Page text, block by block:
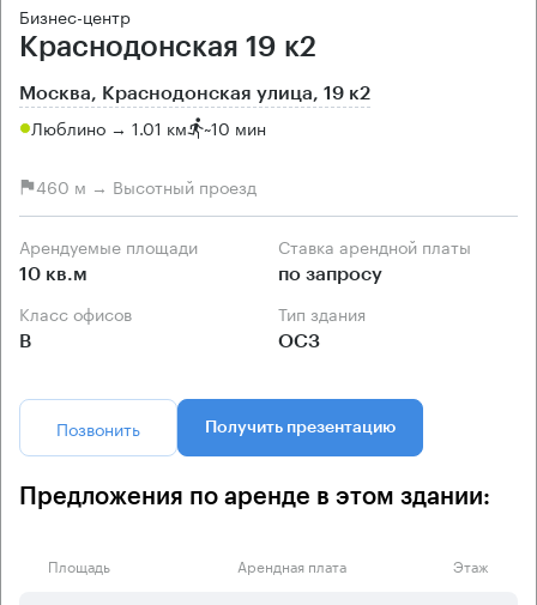
Бизнес-центр
Краснодонская 19 к2
Москва, Краснодонская улица, 19 к2
Люблино → 1.01 км ~10 мин
460 м → Высотный проезд
Арендуемые площади
10 кв.м
Ставка арендной платы
по запросу
Класс офисов
B
Тип здания
ОСЗ
Позвонить Получить презентацию
Предложения по аренде в этом здании:
Площадь Арендная плата Этаж